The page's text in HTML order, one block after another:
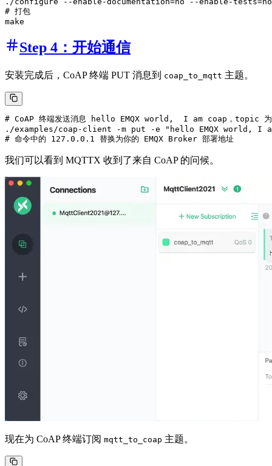
# 打包
Step 4：开始通信
安装完成后，CoAP 终端 PUT 消息到 coap_to_mqtt 主题。
# CoAP 终端发送消息 hello EMQX world,  I am coap，topic
./examples/coap-client -m put -e "hello EMQX world, I
我们可以看到 MQTTX 收到了来自 CoAP 的问候。
现在为 CoAP 终端订阅 mqtt_to_coap 主题。